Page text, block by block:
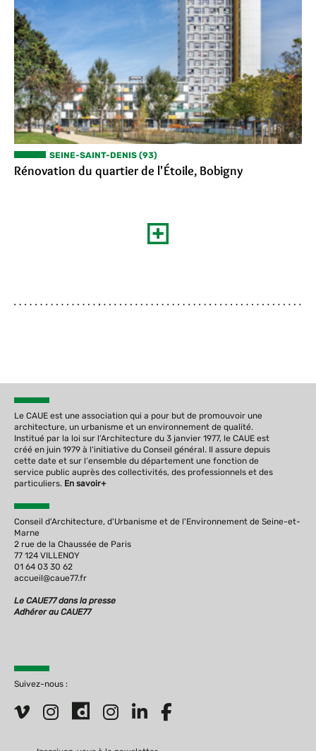
SEINE-SAINT-DENIS (93)
Rénovation du quartier de l'Étoile, Bobigny
Le CAUE est une association qui a pour but de promouvoir une
architecture, un urbanisme et un environnement de qualité.
Institué par la loi sur l‘Architecture du 3 janvier 1977, le CAUE est
créé en juin 1979 à l‘initiative du Conseil général. Il assure depuis
cette date et sur l‘ensemble du département une fonction de
service public auprès des collectivités, des professionnels et des
particuliers. En savoir+
Conseil d'Architecture, d'Urbanisme et de l'Environnement de Seine-et-
Marne
2 rue de la Chaussée de Paris
77 124 VILLENOY
01 64 03 30 62
accueil@caue77.fr
Le CAUE77 dans la presse
Adhérer au CAUE77
Suivez-nous :